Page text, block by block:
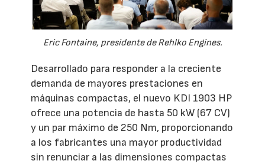
Eric Fontaine, presidente de Rehlko Engines.
Desarrollado para responder a la creciente
demanda de mayores prestaciones en
máquinas compactas, el nuevo KDI 1903 HP
ofrece una potencia de hasta 50 kW (67 CV)
y un par máximo de 250 Nm, proporcionando
a los fabricantes una mayor productividad
sin renunciar a las dimensiones compactas